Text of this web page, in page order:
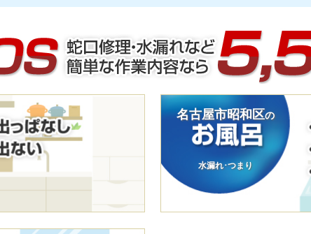
名古屋市昭和区の
水漏れ･つまり